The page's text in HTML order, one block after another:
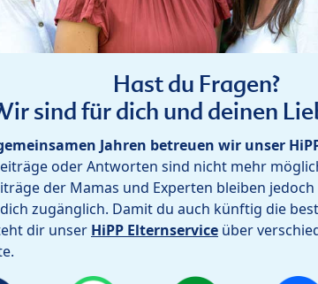
Hast du Fragen?
sind für dich und deinen
Jahren betreuen wir unser
oder Antworten sind nicht mehr
der Mamas und Experten bleiben
zugänglich. Damit du auch künftig die
dir unser HiPP Elternservice über